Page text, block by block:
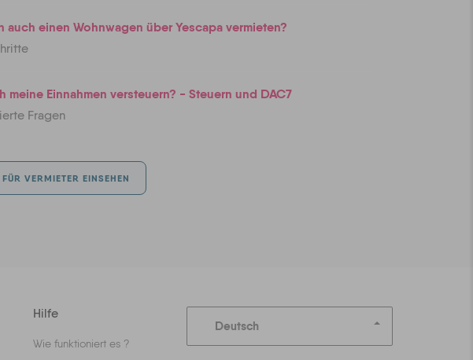
auch einen Wohnwagen über Yescapa vermieten?
meine Einnahmen versteuern? - Steuern und DAC7
Fragen
VERMIETER EINSEHEN
Hilfe
Wie funktioniert es ?
Deutsch